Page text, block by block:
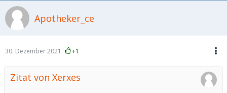
Apotheker_ce
30. Dezember 2021 +1
Zitat von Xerxes